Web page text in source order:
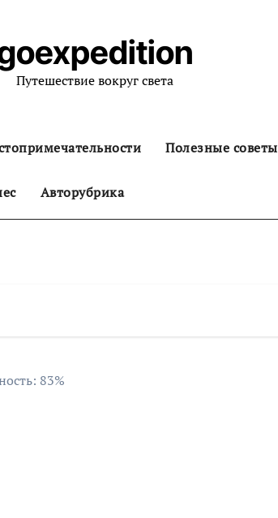
Путешествие вокруг света
Полезные советы
Авторубрика
83%